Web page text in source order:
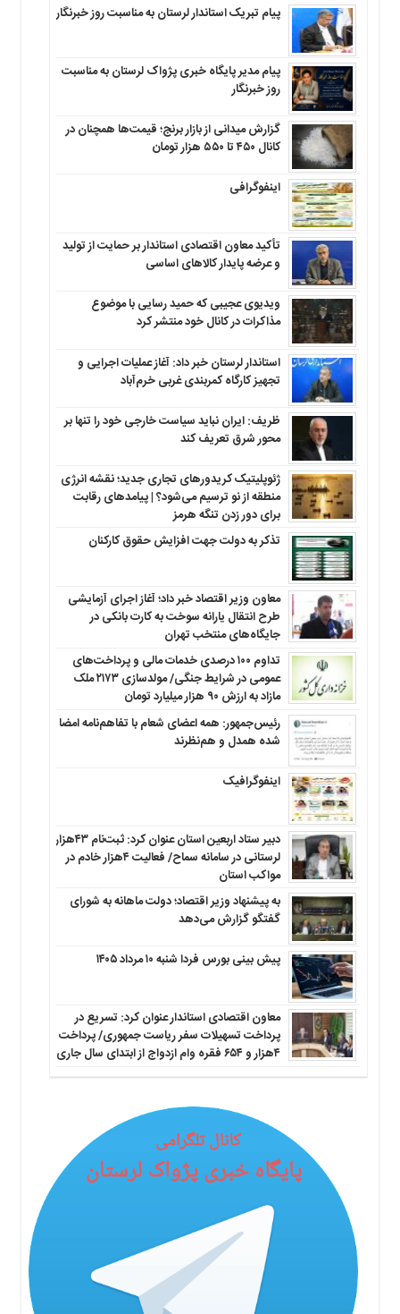
پیام تبریک استاندار لرستان به‌ مناسبت روز خبرنگار
پیام مدیر پایگاه خبری پژواک لرستان به مناسبت
روز خبرنگار
گزارش میدانی از بازار برنج؛ قیمت‌ها همچنان در
کانال ۴۵۰ تا ۵۵۰ هزار تومان
اینفوگرافی
تأکید معاون اقتصادی استاندار بر حمایت از تولید
و عرضه پایدار کالاهای اساسی
ویدیوی عجیبی که حمید رسایی با موضوع
مذاکرات در کانال خود منتشر کرد
استاندار لرستان خبر داد: آغاز عملیات اجرایی و
تجهیز کارگاه کمربندی غربی خرم‌آباد
ظریف: ایران نباید سیاست خارجی خود را تنها بر
محور شرق تعریف کند
ژئوپلیتیک کریدورهای تجاری جدید؛ نقشه انرژی
منطقه‌ از نو ترسیم می‌شود؟ | پیامدهای رقابت
برای دور زدن تنگه هرمز
تذکر به دولت جهت افزایش حقوق کارکنان ‌
معاون وزیر اقتصاد خبر داد؛ آغاز اجرای آزمایشی
طرح انتقال یارانه سوخت به کارت بانکی در
جایگاه‌های منتخب تهران
تداوم ۱۰۰ درصدی خدمات مالی و پرداخت‌های
عمومی در شرایط جنگی/ مولدسازی ۲۱۷۳ ملک
مازاد به ارزش ۹۰ هزار میلیارد تومان
رئیس‌جمهور: همه اعضای شعام با تفاهم‌نامه امضا
شده همدل و هم‌نظرند
اینفوگرافیک
دبیر ستاد اربعین استان عنوان کرد: ثبت‌نام ۴۳هزار
لرستانی در سامانه سماح/ فعالیت ۴هزار خادم در
مواکب استان
به پیشنهاد وزیر اقتصاد؛ دولت ماهانه به شورای
گفتگو گزارش می‌دهد
پیش بینی بورس فردا شنبه ۱۰ مرداد ۱۴۰۵
معاون اقتصادی استاندار عنوان کرد: تسریع در
پرداخت تسهیلات سفر ریاست جمهوری/ پرداخت
۴هزار و ۶۵۴ فقره وام ازدواج از ابتدای سال جاری